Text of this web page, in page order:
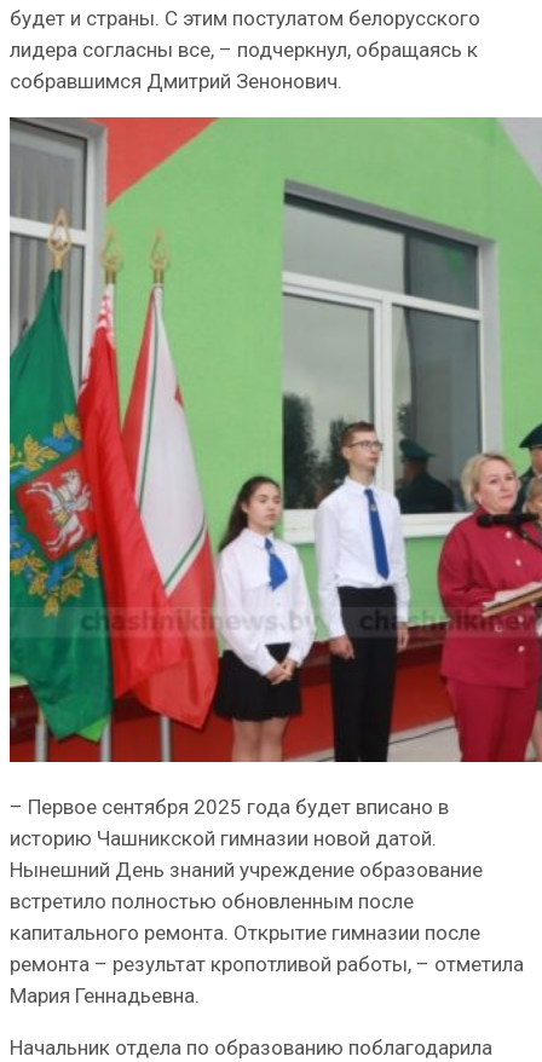
будет и страны. С этим постулатом белорусского
лидера согласны все, – подчеркнул, обращаясь к
собравшимся Дмитрий Зенонович.
– Первое сентября 2025 года будет вписано в
историю Чашникской гимназии новой датой.
Нынешний День знаний учреждение образование
встретило полностью обновленным после
капитального ремонта. Открытие гимназии после
ремонта – результат кропотливой работы, – отметила
Мария Геннадьевна.
Начальник отдела по образованию поблагодарила